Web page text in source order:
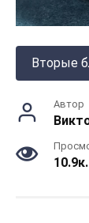
Вторые
Автор
10.9к.